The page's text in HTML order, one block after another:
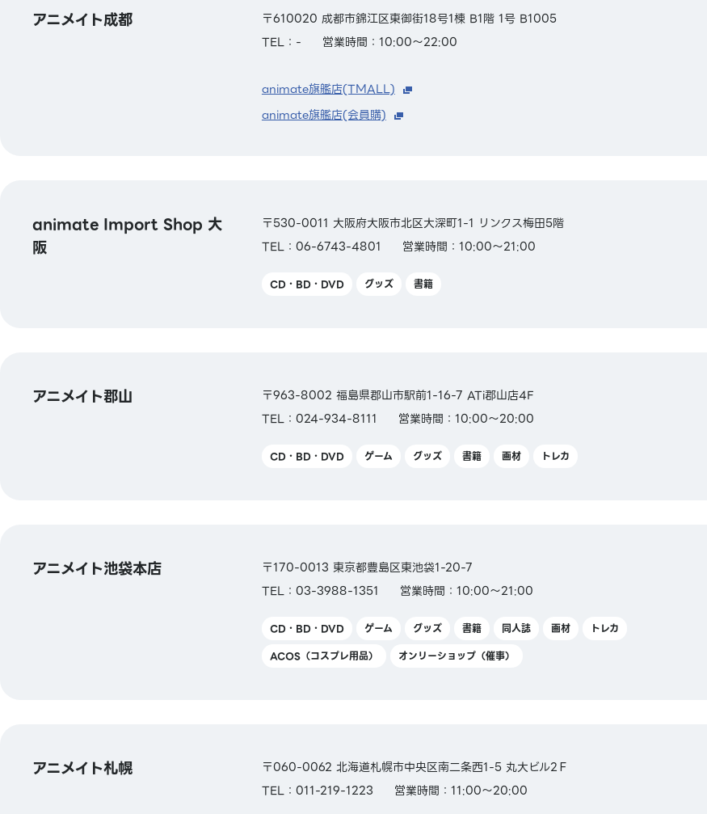
アニメイト成都
〒610020 成都市錦江区東御街18号1棟 B1階 1号 B1005
TEL：-
営業時間：10:00～22:00
animate旗艦店(TMALL)
animate旗艦店(会員購)
animate Import Shop 大
阪
〒530-0011 大阪府大阪市北区大深町1-1 リンクス梅田5階
TEL：06-6743-4801
営業時間：10:00～21:00
CD・BD・DVD グッズ 書籍
アニメイト郡山
〒963-8002 福島県郡山市駅前1-16-7 ATi郡山店4F
TEL：024-934-8111
営業時間：10:00～20:00
CD・BD・DVD ゲーム グッズ 書籍 画材 トレカ
アニメイト池袋本店
〒170-0013 東京都豊島区東池袋1-20-7
TEL：03-3988-1351
営業時間：10:00～21:00
CD・BD・DVD ゲーム グッズ 書籍 同人誌 画材
トレカ
ACOS（コスプレ用品）
オンリーショップ（催事）
アニメイト札幌
〒060-0062 北海道札幌市中央区南二条西1-5 丸大ビル2Ｆ
TEL：011-219-1223
営業時間：11:00～20:00